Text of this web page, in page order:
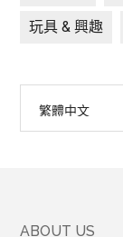
玩具 & 興趣
ABOUT US